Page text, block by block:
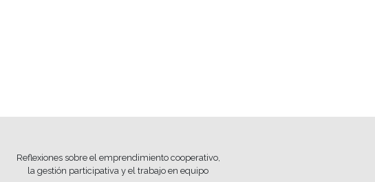
Reflexiones sobre el emprendimiento cooperativo,
la gestión participativa y el trabajo en equipo